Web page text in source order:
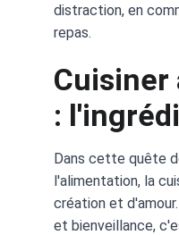
distraction, en
repas.
Cuisiner
:
Dans cette quête
l'alimentation, la
création et
et bienveillance,